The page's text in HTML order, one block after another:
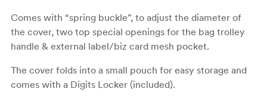
Comes with “spring buckle”, to adjust the diameter of
the cover, two top special openings for the bag trolley
handle & external label/biz card mesh pocket.
The cover folds into a small pouch for easy storage and
comes with a Digits Locker (included).